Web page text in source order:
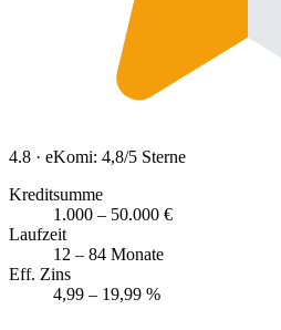
4.8 · eKomi: 4,8/5 Sterne
Kreditsumme
1.000 – 50.000 €
Laufzeit
12 – 84 Monate
Eff. Zins
4,99 – 19,99 %